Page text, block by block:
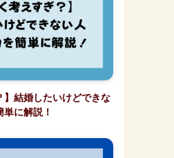
】結婚したいけどできな
に解説！